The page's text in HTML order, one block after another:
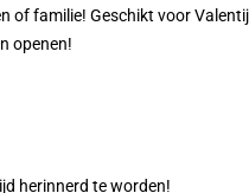
of familie! Geschikt voor
openen!
herinnerd te worden!